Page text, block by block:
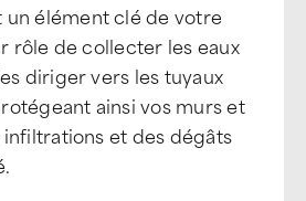
un élément clé de votre
rôle de collecter les eaux
diriger vers les tuyaux
ainsi vos murs et
et des dégâts